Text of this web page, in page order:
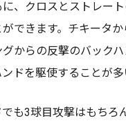
、クロスとストレー
できます。チキータ
からの反撃のバック
ドを駆使することが多
も3球目攻撃はもちろ